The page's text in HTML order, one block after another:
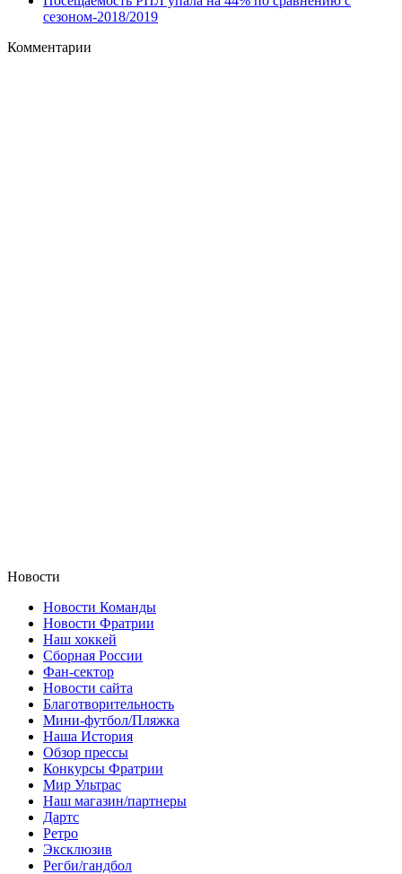
сезоном-2018/2019
Комментарии
Новости
Новости Команды
Новости Фратрии
Наш хоккей
Сборная России
Фан-cектор
Новости сайта
Благотворительность
Мини-футбол/Пляжка
Наша История
Обзор прессы
Конкурсы Фратрии
Мир Ультрас
Наш магазин/партнеры
Дартс
Ретро
Эксклюзив
Регби/гандбол